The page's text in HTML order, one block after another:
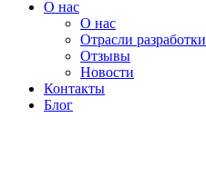
О нас
О нас
Отрасли разработки
Отзывы
Новости
Контакты
Блог